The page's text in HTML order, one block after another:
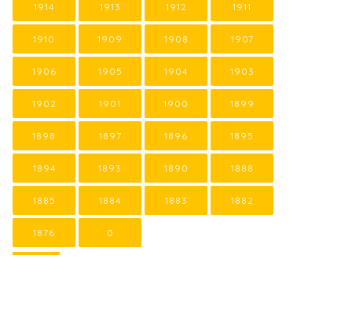
1914 1913 1912 1911
1910 1909 1908 1907
1906 1905 1904 1903
1902 1901 1900 1899
1898 1897 1896 1895
1894 1893 1890 1888
1885 1884 1883 1882
1876 0